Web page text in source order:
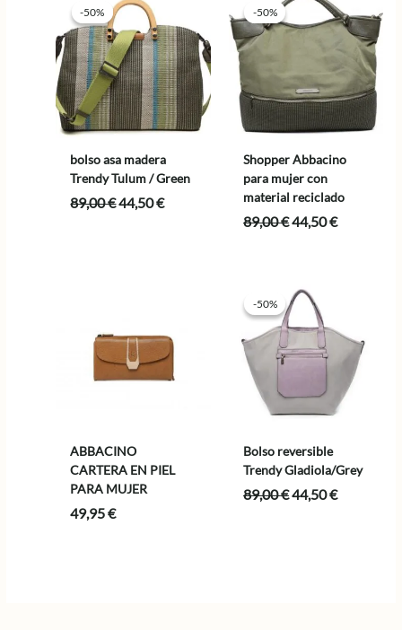
-50%
-50%
bolso asa madera
Trendy Tulum / Green
89,00€El
44,50€El
-50%
-50%
Shopper Abbacino
para mujer con
material reciclado
89,00€El
89,00 €.
44,50€El
ABBACINO
CARTERA EN PIEL
PARA MUJER
49,95€
-50%
-50%
Bolso reversible
Trendy Gladiola/Grey
89,00€El
44,50€El